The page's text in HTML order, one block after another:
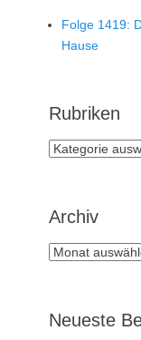
Folge 1419:
Hause
Rubriken
Rubriken
Archiv
Archiv
Neueste